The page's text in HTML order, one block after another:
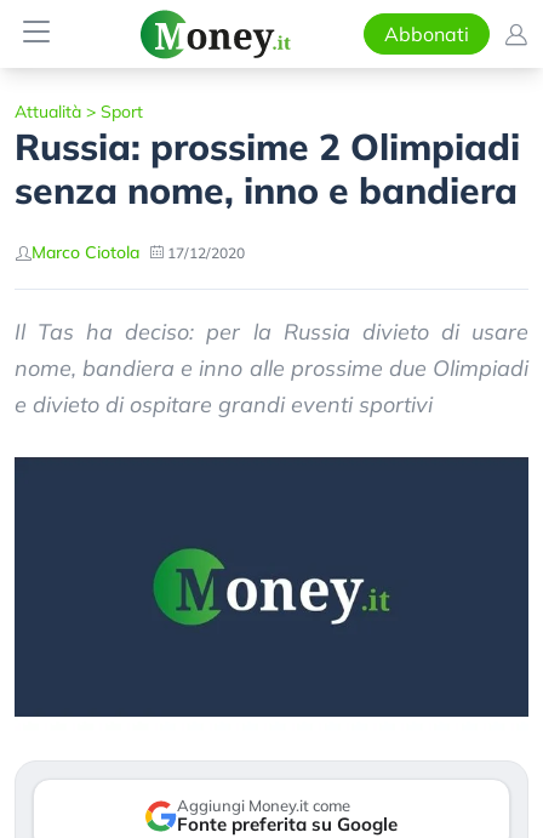
Abbonati
Attualità > Sport
Russia: prossime 2 Olimpiadi
senza nome, inno e bandiera
Marco Ciotola 17/12/2020
Il Tas ha deciso: per la Russia divieto di usare
nome, bandiera e inno alle prossime due Olimpiadi
e divieto di ospitare grandi eventi sportivi
Aggiungi Money.it come
Fonte preferita su Google